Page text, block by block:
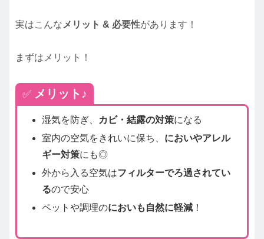
実はこんな メリット & 必要性があります！
まずはメリット！
✅ メリット♪
湿気を防ぎ、 カビ・結露の対策になる
室内の空気をきれいに保ち、 においやアレル
ギー対策にも◎
外から入る空気はフィルターでろ過されてい
るので安心
ペットや調理のにおいも自然に軽減！